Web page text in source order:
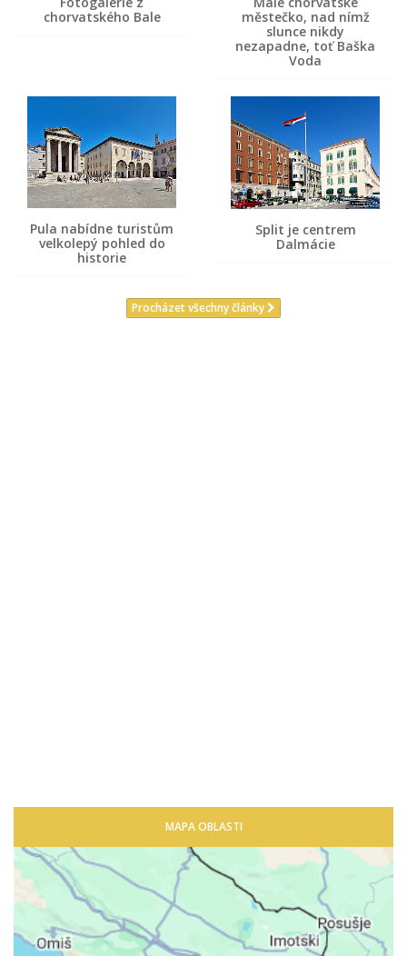
chorvatského Bale
městečko, nad nímž
slunce nikdy
nezapadne, toť Baška
Voda
Pula nabídne turistům
velkolepý pohled do
historie
Split je centrem
Dalmácie
Procházet všechny články
MAPA OBLASTI